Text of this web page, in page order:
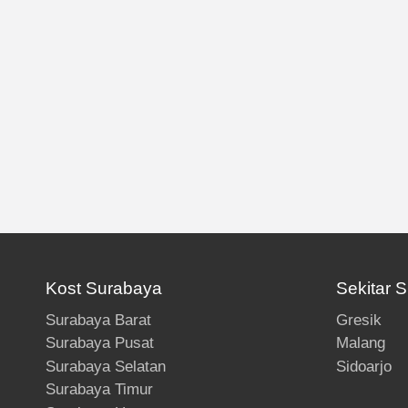
Kost Surabaya
Surabaya Barat
Surabaya Pusat
Surabaya Selatan
Surabaya Timur
Sekitar
Gresik
Malang
Sidoarjo